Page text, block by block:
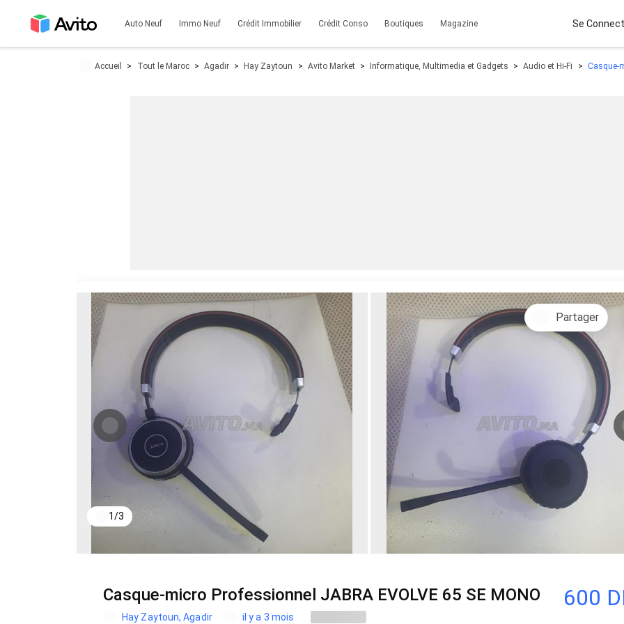
Auto Neuf Immo Neuf Crédit Immobilier Crédit Conso Boutiques Magazine Se
Accueil Tout le Maroc Agadir Hay Zaytoun Avito Market Informatique, Multimedia et Gadgets Audio et Hi-Fi Casque-
1/3
Partager
Casque-micro Professionnel JABRA EVOLVE 65 SE MONO
Hay Zaytoun, Agadir il y a 3 mois
600